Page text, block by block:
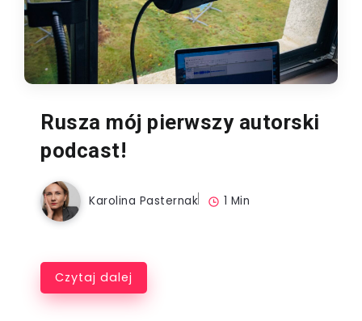
Rusza mój pierwszy autorski
podcast!
Karolina Pasternak 1 Min
Czytaj dalej